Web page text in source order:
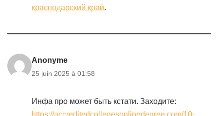
краснодарский край.
Anonyme
25 juin 2025 à 01:58
Инфа про может быть кстати. Заходите:
https://accreditedcollegesonlinedegree.com/10-